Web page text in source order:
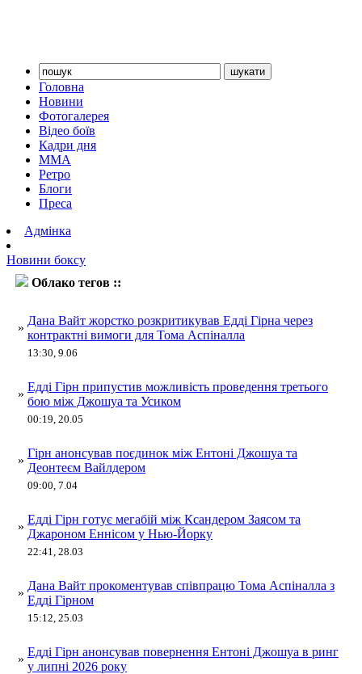
Головна
Новини
Фотогалерея
Відео боїв
Кадри дня
ММА
Ретро
Блоги
Преса
Адмінка
Новини боксу
Облако тегов ::
»
Дана Вайт жорстко розкритикував Едді Гірна через
контрактні вимоги для Тома Аспіналла
13:30, 9.06
»
Едді Гірн припустив можливість проведення третього
бою між Джошуа та Усиком
00:19, 20.05
»
Гірн анонсував поєдинок між Ентоні Джошуа та
Деонтеєм Вайлдером
09:00, 7.04
»
Едді Гірн готує мегабій між Ксандером Заясом та
Джароном Еннісом у Нью-Йорку
22:41, 28.03
»
Дана Вайт прокоментував співпрацю Тома Аспіналла з
Едді Гірном
15:12, 25.03
»
Едді Гірн анонсував повернення Ентоні Джошуа в ринг
у липні 2026 року